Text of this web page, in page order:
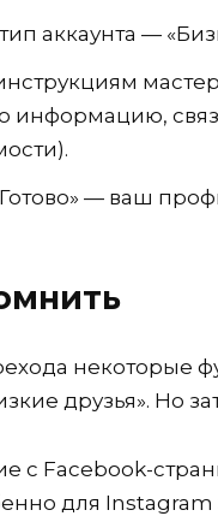
аккаунта —
информацию,
— ваш
некоторые
друзья». Но
с Facebook-
для Instagram